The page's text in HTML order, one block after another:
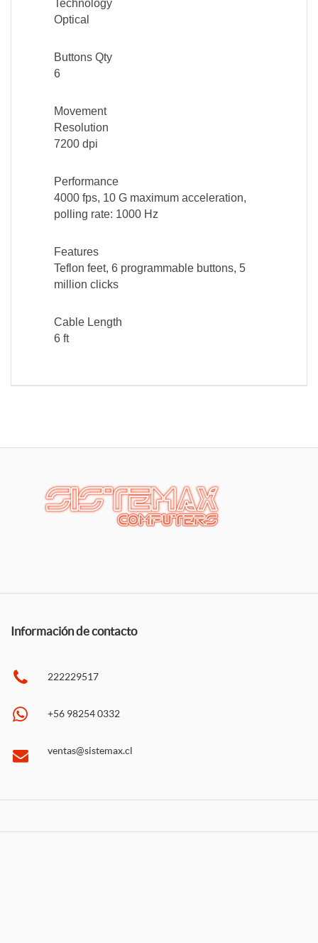
Technology
Optical
Buttons Qty
6
Movement
Resolution
7200 dpi
Performance
4000 fps, 10 G maximum acceleration,
polling rate: 1000 Hz
Features
Teflon feet, 6 programmable buttons, 5
million clicks
Cable Length
6 ft
Información de contacto
222229517
+56 98254 0332
ventas@sistemax.cl